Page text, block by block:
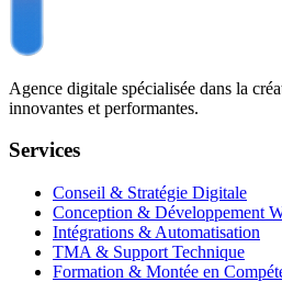
Agence digitale spécialisée dans la
innovantes et performantes.
Services
Conseil & Stratégie Digitale
Conception & Développement
Intégrations & Automatisation
TMA & Support Technique
Formation & Montée en